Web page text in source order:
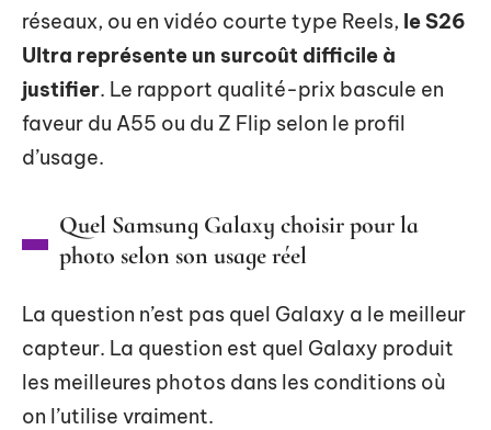
réseaux, ou en vidéo courte type Reels, le S26
Ultra représente un surcoût difficile à
justifier. Le rapport qualité-prix bascule en
faveur du A55 ou du Z Flip selon le profil
d’usage.
Quel Samsung Galaxy choisir pour la
photo selon son usage réel
La question n’est pas quel Galaxy a le meilleur
capteur. La question est quel Galaxy produit
les meilleures photos dans les conditions où
on l’utilise vraiment.